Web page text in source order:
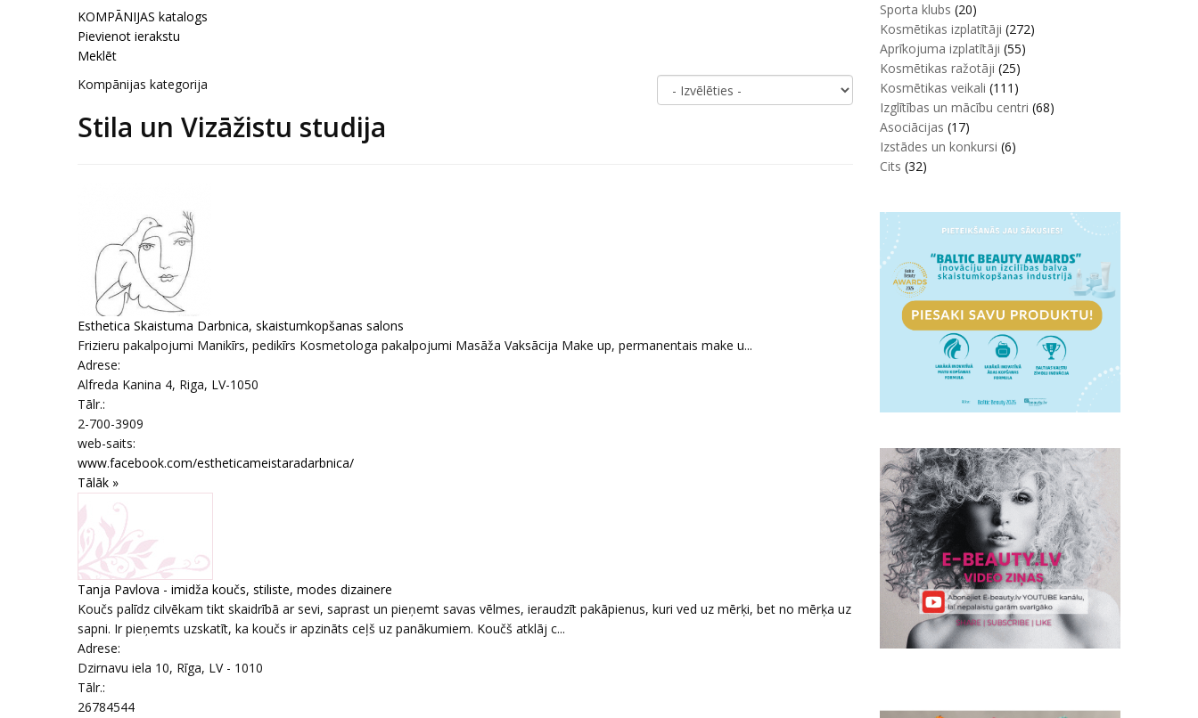
KOMPĀNIJAS katalogs
Pievienot ierakstu
Meklēt
Kompānijas kategorija
Stila un Vizāžistu studija
Esthetica Skaistuma Darbnica, skaistumkopšanas salons
Frizieru pakalpojumi Manikīrs, pedikīrs Kosmetologa pakalpojumi Masāža Vaksācija Make up, permanentais make u...
Adrese:
Alfreda Kanina 4, Riga, LV-1050
Tālr.:
2-700-3909
web-saits:
www.facebook.com/estheticameistaradarbnica/
Tālāk »
Tanja Pavlova - imidža koučs, stiliste, modes dizainere
Koučs palīdz cilvēkam tikt skaidrībā ar sevi, saprast un pieņemt savas vēlmes, ieraudzīt pakāpienus, kuri ved uz mērķi, bet no mērķa uz
sapni. Ir pieņemts uzskatīt, ka koučs ir apzināts ceļš uz panākumiem. Koučš atklāj c...
Adrese:
Dzirnavu iela 10, Rīga, LV - 1010
Tālr.:
26784544
Sporta klubs (20)
Kosmētikas izplatītāji (272)
Aprīkojuma izplatītāji (55)
Kosmētikas ražotāji (25)
Kosmētikas veikali (111)
Izglītības un mācību centri (68)
Asociācijas (17)
Izstādes un konkursi (6)
Cits (32)